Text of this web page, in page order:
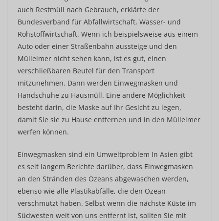
auch Restmüll nach Gebrauch, erklärte der
Bundesverband für Abfallwirtschaft, Wasser- und
Rohstoffwirtschaft. Wenn ich beispielsweise aus einem
Auto oder einer Straßenbahn aussteige und den
Mülleimer nicht sehen kann, ist es gut, einen
verschließbaren Beutel für den Transport
mitzunehmen. Dann werden Einwegmasken und
Handschuhe zu Hausmüll. Eine andere Möglichkeit
besteht darin, die Maske auf Ihr Gesicht zu legen,
damit Sie sie zu Hause entfernen und in den Mülleimer
werfen können.
Einwegmasken sind ein Umweltproblem In Asien gibt
es seit langem Berichte darüber, dass Einwegmasken
an den Stränden des Ozeans abgewaschen werden,
ebenso wie alle Plastikabfälle, die den Ozean
verschmutzt haben. Selbst wenn die nächste Küste im
Südwesten weit von uns entfernt ist, sollten Sie mit